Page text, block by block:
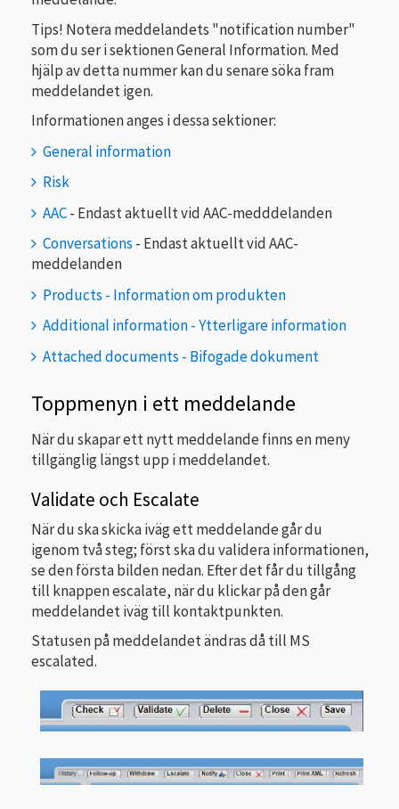
Tips! Notera meddelandets "notification number"
som du ser i sektionen General Information. Med
hjälp av detta nummer kan du senare söka fram
meddelandet igen.
Informationen anges i dessa sektioner:
General information
Risk
AAC- Endast aktuellt vid AAC-medddelanden
Conversations - Endast aktuellt vid AAC-
meddelanden
Products - Information om produkten
Additional information - Ytterligare information
Attached documents - Bifogade dokument
Toppmenyn i ett meddelande
När du skapar ett nytt meddelande finns en meny
tillgänglig längst upp i meddelandet.
Validate och Escalate
När du ska skicka iväg ett meddelande går du
igenom två steg; först ska du validera informationen,
se den första bilden nedan. Efter det får du tillgång
till knappen escalate, när du klickar på den går
meddelandet iväg till kontaktpunkten.
Statusen på meddelandet ändras då till MS
escalated.